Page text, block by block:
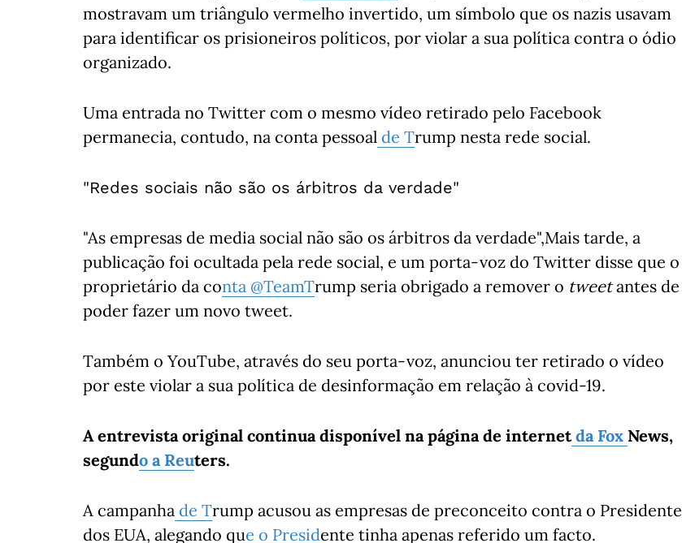
mostravam um triângulo vermelho invertido, um símbolo que os nazis usavam
para identificar os prisioneiros políticos, por violar a sua política contra o ódio
organizado.
Uma entrada no Twitter com o mesmo vídeo retirado pelo Facebook
permanecia, contudo, na conta pessoal de Trump nesta rede social.
"Redes sociais não são os árbitros da verdade"
"As empresas de media social não são os árbitros da verdade",Mais tarde, a
publicação foi ocultada pela rede social, e um porta-voz do Twitter disse que o
proprietário da conta @TeamTrump seria obrigado a remover o tweetantes de
poder fazer um novo tweet.
Também o YouTube, através do seu porta-voz, anunciou ter retirado o vídeo
por este violar a sua política de desinformação em relação à covid-19.
A entrevista original continua disponível na página de internetda Fox News,
segundo a Reuters.
A campanha de Trump acusou as empresas de preconceito contra o Presidente
dos EUA, alegando que o Presidente tinha apenas referido um facto.